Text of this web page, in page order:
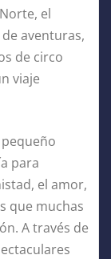
el
aventuras,
de circo
viaje
para
el amor,
que muchas
A través de